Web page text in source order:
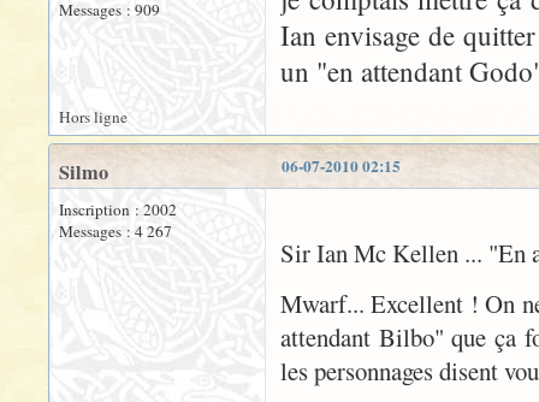
Messages : 909
Ian envisage de
un "en attendant
Hors ligne
06-07-2010 02:15
Silmo
Inscription : 2002
Messages : 4 267
Sir Ian Mc Kellen ... "En
Mwarf... Excellent ! On
attendant Bilbo" que ça
les personnages disent